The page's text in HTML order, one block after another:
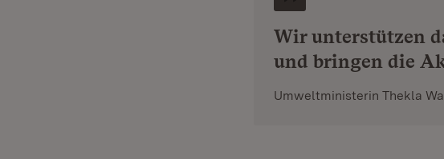
Wir unterstützen
und bringen die
Umweltministerin Thekla